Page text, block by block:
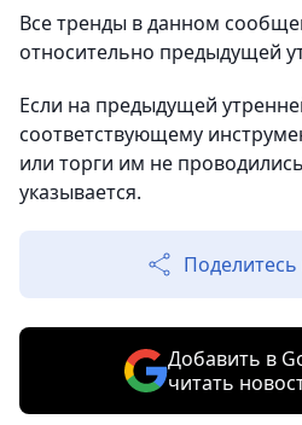
Все тренды в данном
относительно предыдущей
Если на предыдущей
соответствующему
или торги им не
указывается.
Добавить в
читать